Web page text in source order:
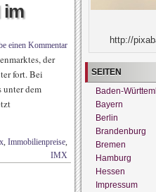
im
einen Kommentar
der
fort. Bei
unter dem
, Immobilienpreise,
IMX
http://
SEITEN
Baden-
Bayern
Berlin
Brandenburg
Bremen
Hamburg
Hessen
Impressum